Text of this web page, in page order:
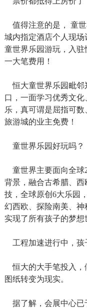
值得注意的是， 童
城内指定酒店个人现场
童世界乐园游玩，入
一大笔费用！
恒大童世界乐园毗邻
口，一面学习优秀文
乐，真可谓是屈指可
旅游城的业主免费！
童世界乐园好玩吗？
童世界主要面向全球
背景，融合古希腊、
技，全球原创6大乐园
幻西欧、探险南美、神
实现了所有孩子的梦想
工程加速进行中，孩
恒大的大手笔投入，
图纸转变为现实。
据了解，会展中心已